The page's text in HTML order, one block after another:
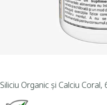
Siliciu Organic și Calciu